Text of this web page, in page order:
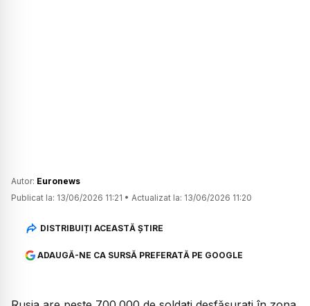
Autor: Euronews
Publicat la: 13/06/2026 11:21 • Actualizat la: 13/06/2026 11:20
DISTRIBUIȚI ACEASTĂ ȘTIRE
ADAUGĂ-NE CA SURSĂ PREFERATĂ PE GOOGLE